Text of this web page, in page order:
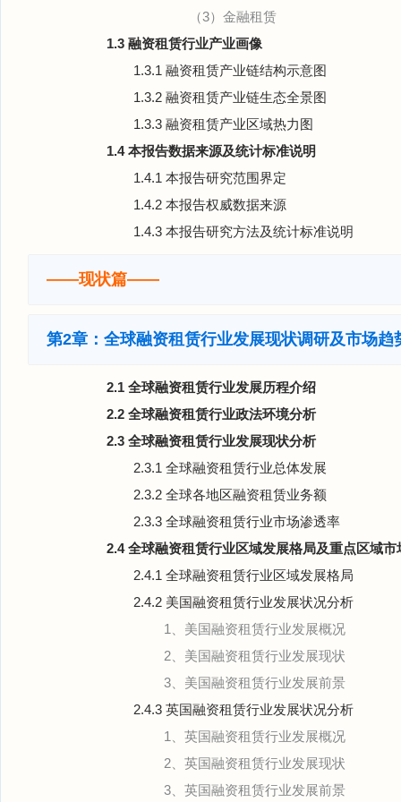
（3）金融租赁
1.3 融资租赁行业产业画像
1.3.1 融资租赁产业链结构示意图
1.3.2 融资租赁产业链生态全景图
1.3.3 融资租赁产业区域热力图
1.4 本报告数据来源及统计标准说明
1.4.1 本报告研究范围界定
1.4.2 本报告权威数据来源
1.4.3 本报告研究方法及统计标准说明
——现状篇——
第2章：全球融资租赁行业发展现状调研及市场趋
2.1 全球融资租赁行业发展历程介绍
2.2 全球融资租赁行业政法环境分析
2.3 全球融资租赁行业发展现状分析
2.3.1 全球融资租赁行业总体发展
2.3.2 全球各地区融资租赁业务额
2.3.3 全球融资租赁行业市场渗透率
2.4 全球融资租赁行业区域发展格局及重点区域市
2.4.1 全球融资租赁行业区域发展格局
2.4.2 美国融资租赁行业发展状况分析
1、美国融资租赁行业发展概况
2、美国融资租赁行业发展现状
3、美国融资租赁行业发展前景
2.4.3 英国融资租赁行业发展状况分析
1、英国融资租赁行业发展概况
2、英国融资租赁行业发展现状
3、英国融资租赁行业发展前景